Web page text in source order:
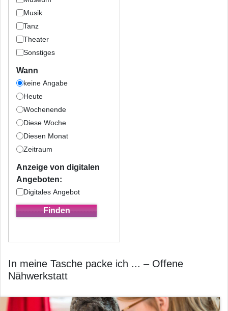
Musik
Tanz
Theater
Sonstiges
Wann
keine Angabe
Heute
Wochenende
Diese Woche
Diesen Monat
Zeitraum
Anzeige von digitalen
Angeboten:
Digitales Angebot
In meine Tasche packe ich ... – Offene
Nähwerkstatt